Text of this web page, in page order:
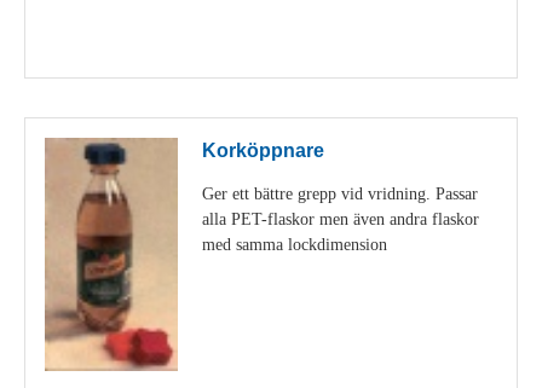
Korköppnare
Ger ett bättre grepp vid vridning. Passar
alla PET-flaskor men även andra flaskor
med samma lockdimension